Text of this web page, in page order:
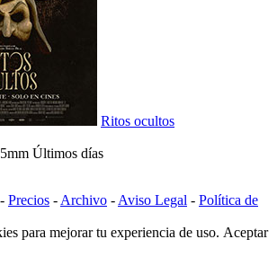
Ritos ocultos
Últimos días
- Precios - Archivo - Aviso Legal - Política de
para mejorar tu experiencia de uso. Aceptar